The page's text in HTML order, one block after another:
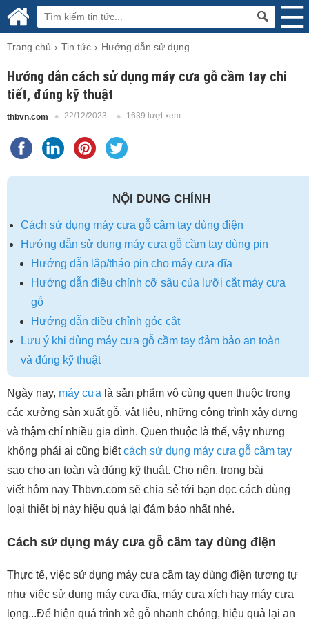
Trang chủ Tin tức Hướng dẫn sử dụng
Hướng dẫn cách sử dụng máy cưa gỗ cầm tay chi
tiết, đúng kỹ thuật
thbvn.com 22/12/2023 1639 lượt xem
NỘI DUNG CHÍNH
Cách sử dụng máy cưa gỗ cầm tay dùng điện
Hướng dẫn sử dụng máy cưa gỗ cầm tay dùng pin
Hướng dẫn lắp/tháo pin cho máy cưa đĩa
Hướng dẫn điều chỉnh cỡ sâu của lưỡi cắt máy cưa
gỗ
Hướng dẫn điều chỉnh góc cắt
Lưu ý khi dùng máy cưa gỗ cầm tay đảm bảo an toàn
và đúng kỹ thuật
Ngày nay, máy cưa là sản phẩm vô cùng quen thuộc trong
các xưởng sản xuất gỗ, vật liệu, những công trình xây dựng
và thậm chí nhiều gia đình. Quen thuộc là thế, vậy nhưng
không phải ai cũng biếtcách sử dụng máy cưa gỗ cầm tay
sao cho an toàn và đúng kỹ thuật. Cho nên, trong bài
viết hôm nay Thbvn.com sẽ chia sẻ tới bạn đọc cách dùng
loại thiết bị này hiệu quả lại đảm bảo nhất nhé.
Cách sử dụng máy cưa gỗ cầm tay dùng điện
Thực tế, việc sử dụng máy cưa cầm tay dùng điện tương tự
như việc sử dụng máy cưa đĩa, máy cưa xích hay máy cưa
lọng...Để hiện quá trình xẻ gỗ nhanh chóng, hiệu quả lại an